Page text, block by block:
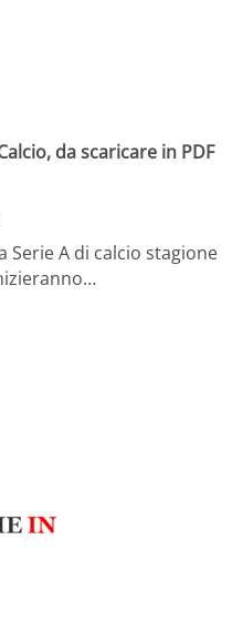
da scaricare in PDF
Serie A di calcio stagione